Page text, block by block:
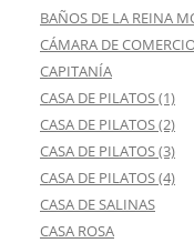
BAÑOS DE LA REINA
CÁMARA DE
CAPITANÍA
CASA DE PILATOS (1)
CASA DE PILATOS (2)
CASA DE PILATOS (3)
CASA DE PILATOS (4)
CASA DE SALINAS
CASA ROSA